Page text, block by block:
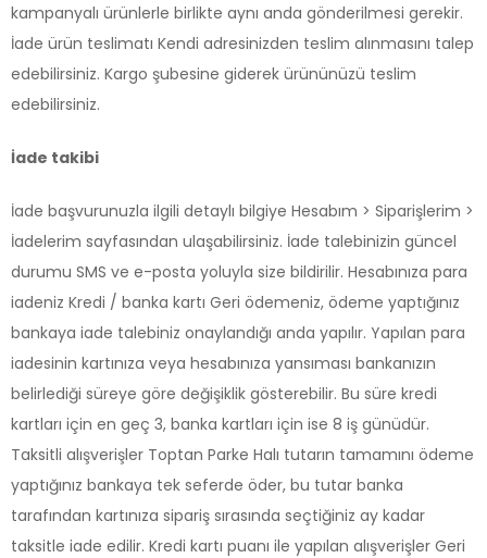
kampanyalı ürünlerle birlikte aynı anda gönderilmesi gerekir.
İade ürün teslimatı Kendi adresinizden teslim alınmasını talep
edebilirsiniz. Kargo şubesine giderek ürününüzü teslim
edebilirsiniz.
İade takibi
İade başvurunuzla ilgili detaylı bilgiye Hesabım > Siparişlerim >
İadelerim sayfasından ulaşabilirsiniz. İade talebinizin güncel
durumu SMS ve e-posta yoluyla size bildirilir. Hesabınıza para
iadeniz Kredi / banka kartı Geri ödemeniz, ödeme yaptığınız
bankaya iade talebiniz onaylandığı anda yapılır. Yapılan para
iadesinin kartınıza veya hesabınıza yansıması bankanızın
belirlediği süreye göre değişiklik gösterebilir. Bu süre kredi
kartları için en geç 3, banka kartları için ise 8 iş günüdür.
Taksitli alışverişler Toptan Parke Halı tutarın tamamını ödeme
yaptığınız bankaya tek seferde öder, bu tutar banka
tarafından kartınıza sipariş sırasında seçtiğiniz ay kadar
taksitle iade edilir. Kredi kartı puanı ile yapılan alışverişler Geri